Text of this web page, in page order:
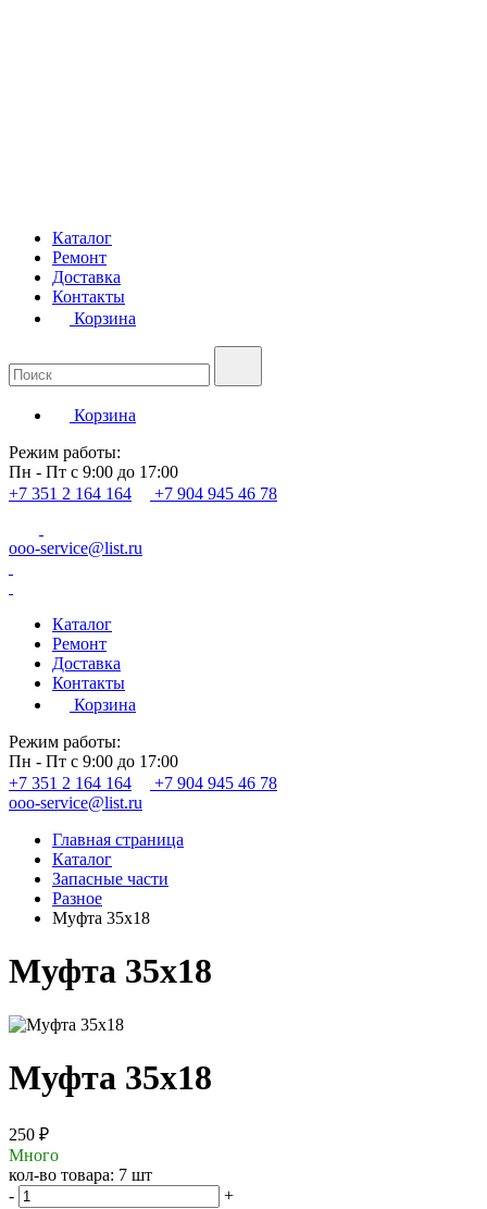
Каталог
Ремонт
Доставка
Контакты
Корзина
Корзина
Режим работы:
Пн - Пт с 9:00 до 17:00
+7 351 2 164 164
+7 904 945 46 78
ooo-service@list.ru
Каталог
Ремонт
Доставка
Контакты
Корзина
Режим работы:
Пн - Пт с 9:00 до 17:00
+7 351 2 164 164
+7 904 945 46 78
ooo-service@list.ru
Главная страница
Каталог
Запасные части
Разное
Муфта 35х18
Муфта 35х18
Муфта 35х18
250 ₽
Много
кол-во товара: 7 шт
-
+